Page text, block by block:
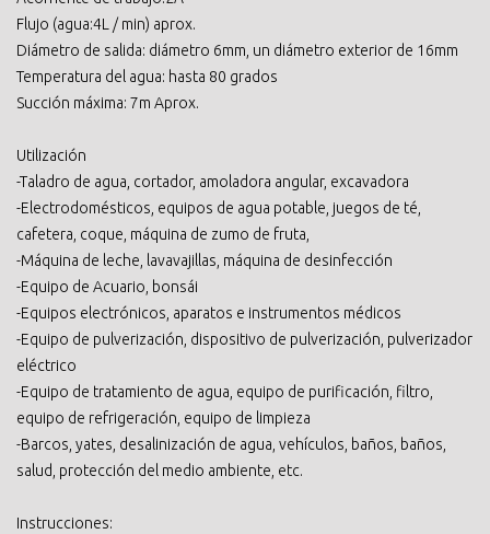
Flujo (agua:4L / min) aprox.
Diámetro de salida: diámetro 6mm, un diámetro exterior de 16mm
Temperatura del agua: hasta 80 grados
Succión máxima: 7m Aprox.
Utilización
-Taladro de agua, cortador, amoladora angular, excavadora
-Electrodomésticos, equipos de agua potable, juegos de té,
cafetera, coque, máquina de zumo de fruta,
-Máquina de leche, lavavajillas, máquina de desinfección
-Equipo de Acuario, bonsái
-Equipos electrónicos, aparatos e instrumentos médicos
-Equipo de pulverización, dispositivo de pulverización, pulverizador
eléctrico
-Equipo de tratamiento de agua, equipo de purificación, filtro,
equipo de refrigeración, equipo de limpieza
-Barcos, yates, desalinización de agua, vehículos, baños, baños,
salud, protección del medio ambiente, etc.
Instrucciones: